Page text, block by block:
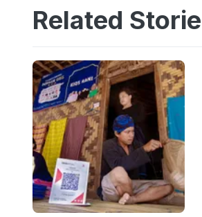
Related